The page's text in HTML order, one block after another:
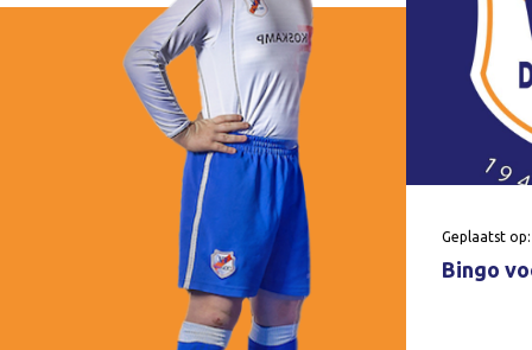
Geplaatst
Bingo